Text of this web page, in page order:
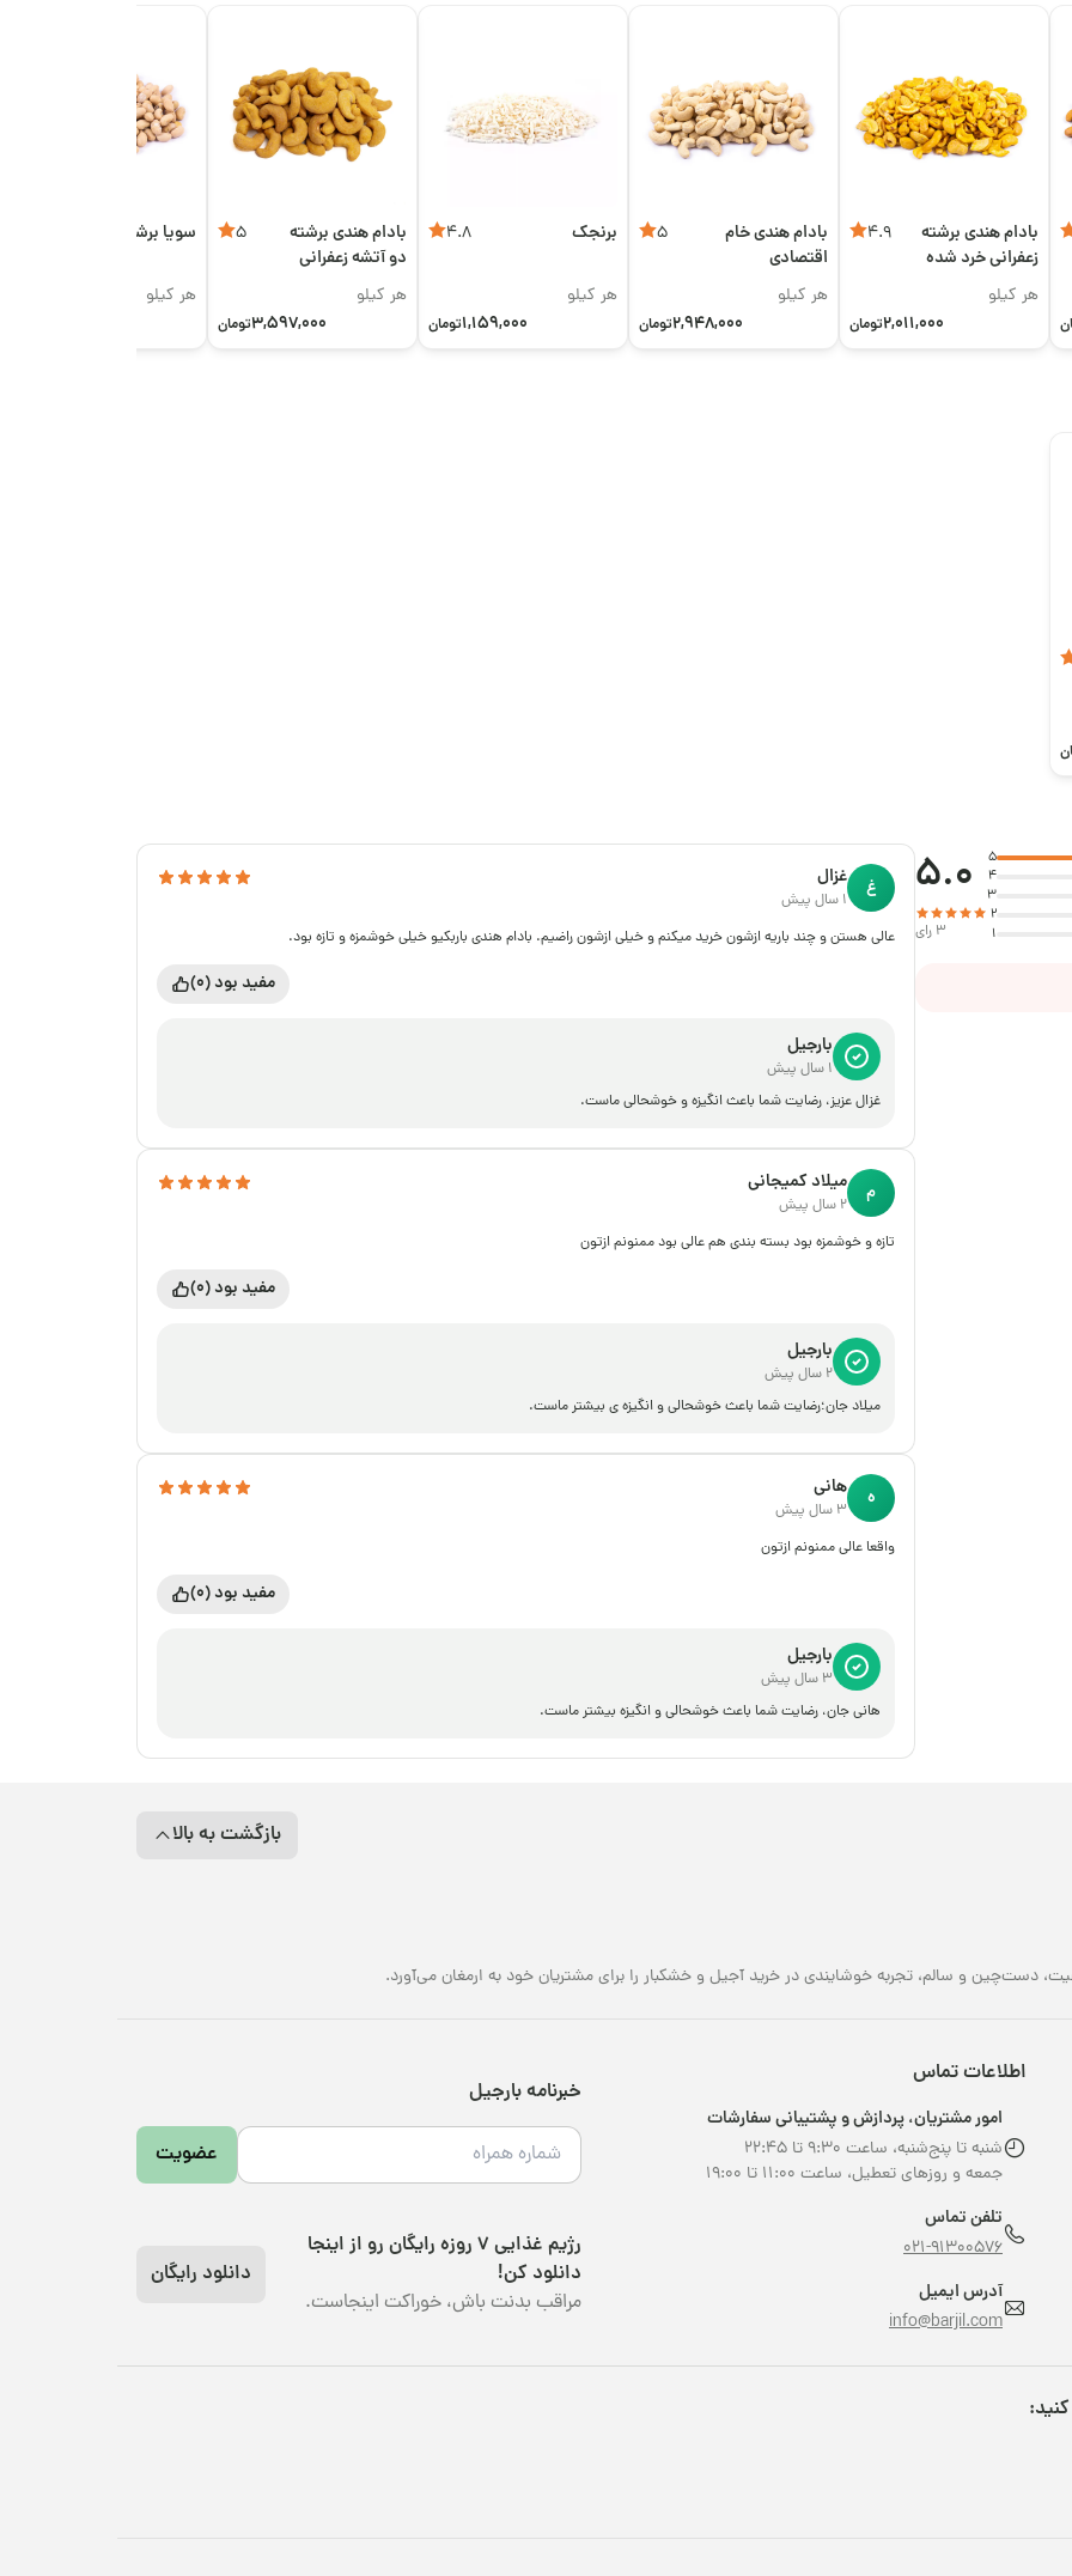
بادام هندی برشته
زعفرانی خرد شده
4.9
هر کیلو
2,011,000تومان
بادام هندی خام
اقتصادی
5
هر کیلو
2,948,000تومان
برنجک 4.8
هر کیلو
1,159,000تومان
بادام هندی برشته
دو آتشه زعفرانی
اعلی
5
هر کیلو
3,597,000تومان
سویا برشته
هر کیلو
5
4
3
2
1
5.0
3 رای
غزال
1 سال پیش غ
عالی هستن و چند باریه ازشون خرید میکنم و خیلی ازشون راضیم. بادام هندی باربکیو خیلی خوشمزه و تازه بود.
مفید بود (0)
بارجیل
1 سال پیش
غزال عزیز، رضایت شما باعث انگیزه و خوشحالی ماست.
میلاد کمیجانی
2 سال پیش م
تازه و خوشمزه بود بسته بندی هم عالی بود ممنونم ازتون
مفید بود (0)
بارجیل
2 سال پیش
میلاد جان؛رضایت شما باعث خوشحالی و انگیزه ی بیشتر ماست.
هانی
3 سال پیش ه
واقعا عالی ممنونم ازتون
مفید بود (0)
بارجیل
3 سال پیش
هانی جان، رضایت شما باعث خوشحالی و انگیزه بیشتر ماست.
بازگشت به بالا
دست‌چین و سالم، تجربه خوشایندی در خرید آجیل و خشکبار را برای مشتریان خود به ارمغان می‌آورد.
اطلاعات تماس
امور مشتریان، پردازش و پشتیبانی سفارشات
شنبه تا پنج‌شنبه، ساعت ۹:۳۰ تا ۲۲:۴۵
جمعه و روزهای تعطیل، ساعت ۱۱:۰۰ تا ۱۹:۰۰
تلفن تماس
021-91300576
آدرس ایمیل
info@barjil.com
خبرنامه بارجیل
عضویت
رژیم غذایی 7 روزه رایگان رو از اینجا
دانلود کن!
مراقب بدنت باش، خوراکت اینجاست.
دانلود رایگان